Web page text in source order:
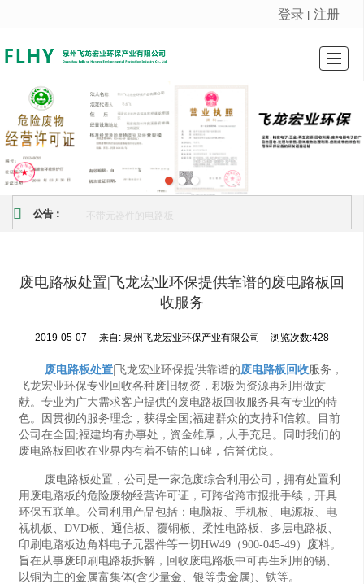
很遗憾，因您的浏览器版本过低导致无法获得最佳浏览体验，推荐下载安装谷歌浏览器！
登录 丨 注册
首页 产品展示 新闻动态
公告： 不带元器件的电路板
废电路板处置|飞龙宏业环保提供靠谱的废电路板回
收服务
2019-05-07 来自: 泉州飞龙宏业环保产业有限公司 浏览次数:428
废电路板处置 |飞龙宏业环保提供靠谱的废电路板回收服务，
飞龙宏业环保专业回收各种废旧物资，积极为资源再利用做贡
献。专业为广大需求客户提供的废电路板回收服务具有专业的特
色。因贯彻的服务理念，获得全国;福建群众的支持和信赖。目前
公司在全国;福建均有办事处，资金雄厚，人手充足。同时我们的
废电路板回收在业界内有着不错的口碑，信誉优良。
废电路板处置，公司是一家危废综合利用公司，拥有处置利
用废电路板的危险废物经营许可证，可跨省跨市报批手续，开具
环保五联单。公司利用产品包括：电脑板、手机板、电源板、电
视机板、DVD板、通信板、覆铜板、柔性电路板、多层电路板、
印刷电路板边角料电子元器件等一切HW49（900-045-49）废料。
旨在从事废印刷电路板拆解，回收废电路板中可再生利用的锡、
以铜为主的金属富集体(含少量金、银等贵金属)、铁等。